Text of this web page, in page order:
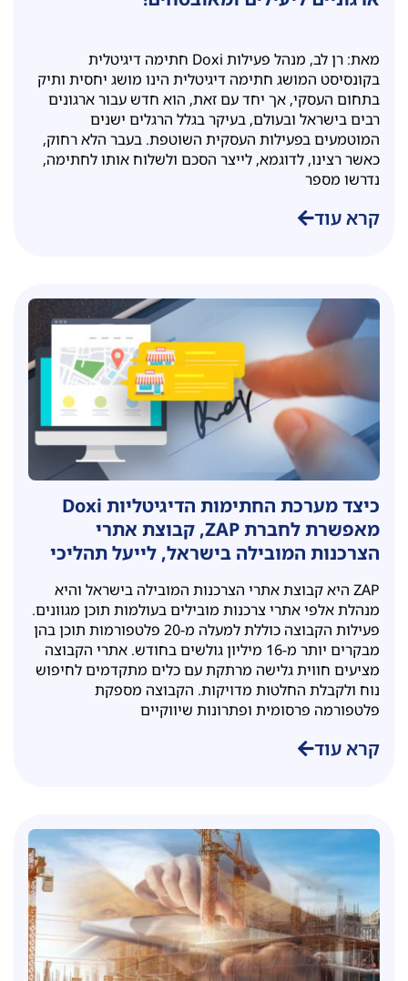
מאת: רן לב, מנהל פעילות Doxi חתימה דיגיטלית
בקונסיסט המושג חתימה דיגיטלית הינו מושג יחסית ותיק
בתחום העסקי, אך יחד עם זאת, הוא חדש עבור ארגונים
רבים בישראל ובעולם, בעיקר בגלל הרגלים ישנים
המוטמעים בפעילות העסקית השוטפת. בעבר הלא רחוק,
כאשר רצינו, לדוגמא, לייצר הסכם ולשלוח אותו לחתימה,
נדרשו מספר
קרא עוד
כיצד מערכת החתימות הדיגיטליות Doxi
מאפשרת לחברת ZAP, קבוצת אתרי
הצרכנות המובילה בישראל, לייעל תהליכי
עסקייםZAP היא קבוצת אתרי הצרכנות המובילה בישראל והיא
מנהלת אלפי אתרי צרכנות מובילים בעולמות תוכן מגוונים.
פעילות הקבוצה כוללת למעלה מ-20 פלטפורמות תוכן בהן
מבקרים יותר מ-16 מיליון גולשים בחודש. אתרי הקבוצה
מציעים חווית גלישה מרתקת עם כלים מתקדמים לחיפוש
נוח ולקבלת החלטות מדויקות. הקבוצה מספקת
פלטפורמה פרסומית ופתרונות שיווקיים
קרא עוד